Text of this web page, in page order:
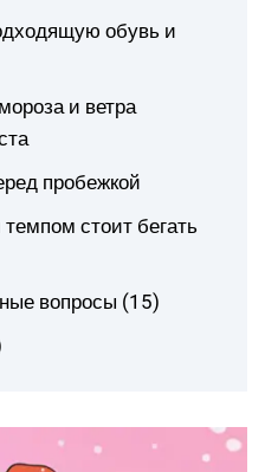
обувь и
и ветра
пробежкой
темпом стоит бегать
вопросы (15)